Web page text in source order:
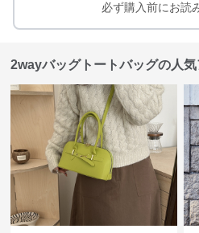
必ず購入前にお読
2wayバッグトートバッグの人気